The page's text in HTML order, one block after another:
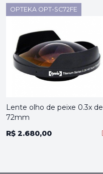
OPTEKA OPT-SC72FE
Lente olho de peixe 0.3x de
72mm
R$ 2.680,00